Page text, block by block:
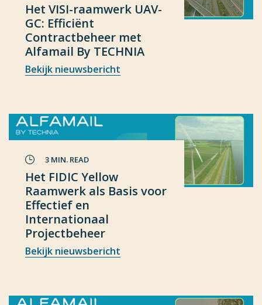
Het VISI-raamwerk UAV-
GC: Efficiënt
Contractbeheer met
Alfamail By TECHNIA
Bekijk nieuwsbericht
3 MIN. READ
Het FIDIC Yellow
Raamwerk als Basis voor
Effectief en
Internationaal
Projectbeheer
Bekijk nieuwsbericht